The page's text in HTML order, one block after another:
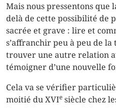
Mais nous pressentons
delà de cette possibilité de
sacrée et grave : lire et
s’affranchir peu à peu de
trouver une autre relation
témoigner d’une nouvelle
Cela va se vérifier
moitié du XVIe siècle chez